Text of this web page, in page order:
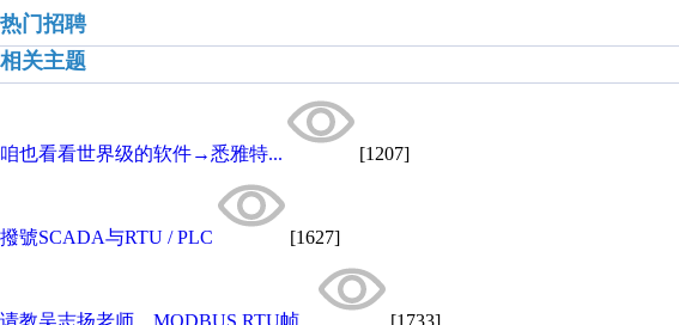
热门招聘
相关主题
咱也看看世界级的软件→悉雅特... [1207]
撥號SCADA与RTU / PLC [1627]
请教吴志扬老师，MODBUS RTU帧... [1733]